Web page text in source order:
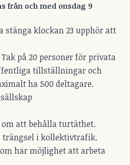
från och med onsdag 9
stänga klockan 23 upphör att
på 20 personer för privata
tillställningar och
ha 500 deltagare.
att behålla turtäthet.
trängsel i kollektivtrafik.
har möjlighet att arbeta